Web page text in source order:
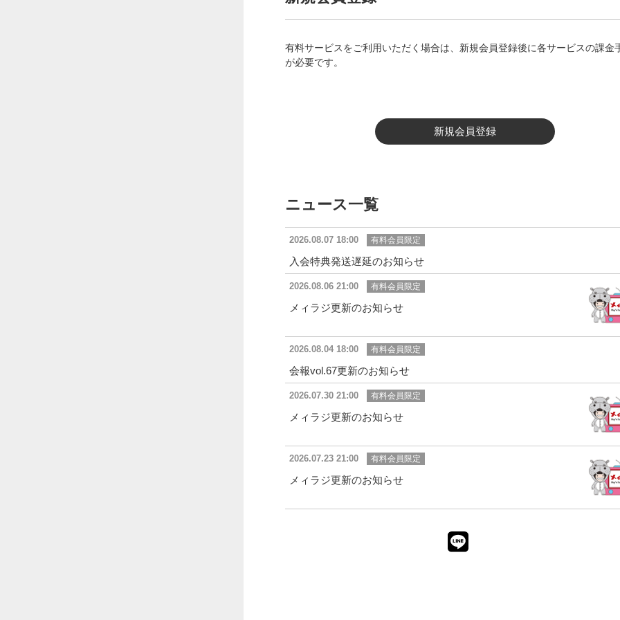
有料サービスをご利用いただく場合は、新規会員登録後に各サービスの課金
が必要です。
新規会員登録
ニュース一覧
2026.08.07 18:00 有料会員限定
入会特典発送遅延のお知らせ
2026.08.06 21:00 有料会員限定
メィラジ更新のお知らせ
2026.08.04 18:00 有料会員限定
会報vol.67更新のお知らせ
2026.07.30 21:00 有料会員限定
メィラジ更新のお知らせ
2026.07.23 21:00 有料会員限定
メィラジ更新のお知らせ